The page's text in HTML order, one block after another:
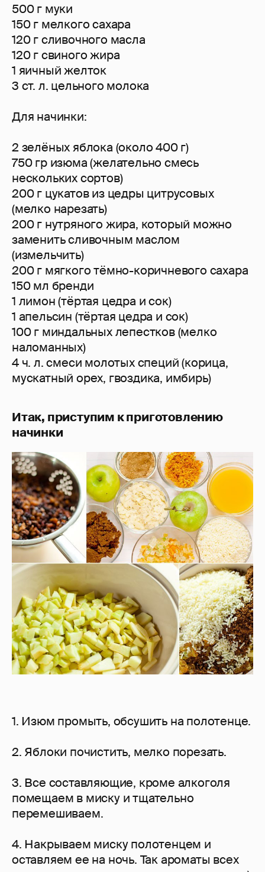
500 г муки
150 г мелкого сахара
120 г сливочного масла
120 г свиного жира
1 яичный желток
3 ст. л. цельного молока
Для начинки:
2 зелёных яблока (около 400 г)
750 гр изюма (желательно смесь
нескольких сортов)
200 г цукатов из цедры цитрусовых
(мелко нарезать)
200 г нутряного жира, который можно
заменить сливочным маслом
(измельчить)
200 г мягкого тёмно-коричневого сахара
150 мл бренди
1 лимон (тёртая цедра и сок)
1 апельсин (тёртая цедра и сок)
100 г миндальных лепестков (мелко
наломанных)
4 ч. л. смеси молотых специй (корица,
мускатный орех, гвоздика, имбирь)
Итак, приступим к приготовлению
начинки
1. Изюм промыть, обсушить на полотенце.
2. Яблоки почистить, мелко порезать.
3. Все составляющие, кроме алкоголя
помещаем в миску и тщательно
перемешиваем.
4. Накрываем миску полотенцем и
оставляем ее на ночь. Так ароматы всех